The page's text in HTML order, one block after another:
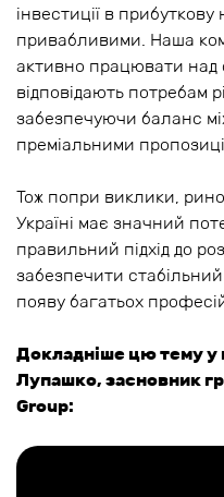
інвестиції в
привабливими. Наша
активно працювати над
відповідають потребам
забезпечуючи баланс
преміальними
Тож попри виклики,
Україні має значний
правильний підхід до
забезпечити
появу багатьох
Докладніше цю тему у
Лупашко, засновник
Group: